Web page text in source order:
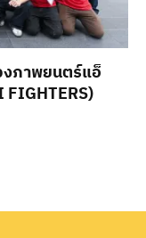
ภาพยนตร์แอ็